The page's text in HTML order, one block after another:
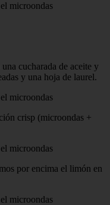
cucharada de aceite y
y una hoja de laurel.
crisp (microondas +
por encima el limón en